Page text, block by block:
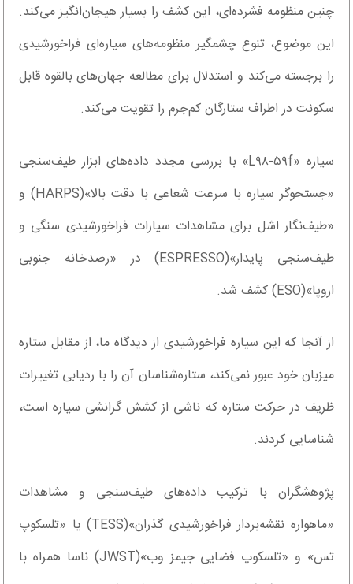
چنین منظومه فشرده‌ای، این کشف را بسیار هیجان‌انگیز می‌کند.
این موضوع، تنوع چشمگیر منظومه‌های سیاره‌ای فراخورشیدی
را برجسته می‌کند و استدلال برای مطالعه جهان‌های بالقوه قابل
سکونت در اطراف ستارگان کم‌جرم را تقویت می‌کند.
سیاره «L۹۸-۵۹f» با بررسی مجدد داده‌های ابزار طیف‌سنجی
«جستجوگر سیاره با سرعت شعاعی با دقت بالا»(HARPS) و
«طیف‌نگار اشل برای مشاهدات سیارات فراخورشیدی سنگی و
طیف‌سنجی پایدار»(ESPRESSO) در «رصدخانه جنوبی
اروپا»(ESO) کشف شد.
از آنجا که این سیاره فراخورشیدی از دیدگاه ما، از مقابل ستاره
میزبان خود عبور نمی‌کند، ستاره‌شناسان آن را با ردیابی تغییرات
ظریف در حرکت ستاره که ناشی از کشش گرانشی سیاره است،
شناسایی کردند.
پژوهشگران با ترکیب داده‌های طیف‌سنجی و مشاهدات
«ماهواره نقشه‌بردار فراخورشیدی گذران»(TESS) یا «تلسکوپ
تس» و «تلسکوپ فضایی جیمز وب»(JWST) ناسا همراه با